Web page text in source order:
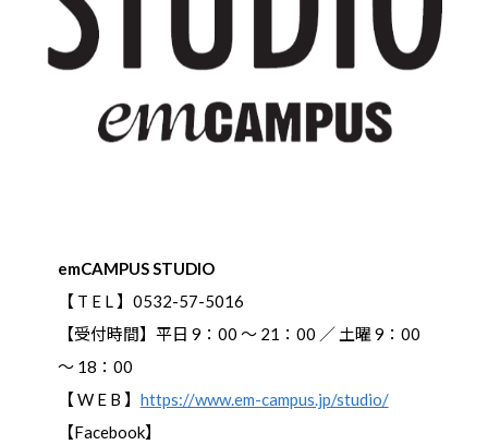
emCAMPUS STUDIO
【 T E L 】0532-57-5016
【受付時間】平日 9：00 ～ 21：00 ／ 土曜 9：00
～ 18：00
【 W E B 】 https://www.em-campus.jp/studio/
【Facebook】